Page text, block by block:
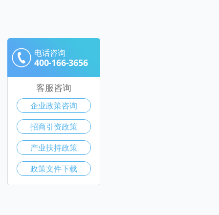
电话咨询
400-166-3656
客服咨询
企业政策咨询
招商引资政策
产业扶持政策
政策文件下载